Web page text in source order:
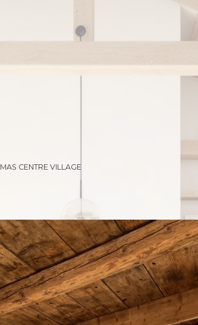
MAS CENTRE VILLAGE